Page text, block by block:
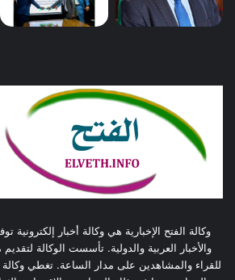
وكالة الفتح الإخبارية هي وكالة أخبار إلكترونية
والأخبار العربية والدولية. تأسست الوكالة
للقراء والمشاهدين على مدار الساعة. تغطي